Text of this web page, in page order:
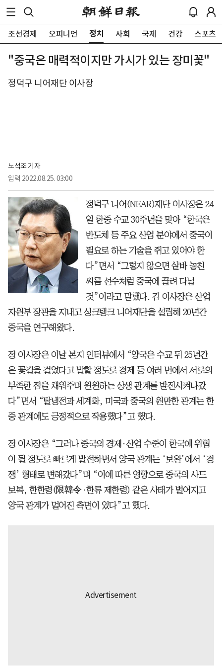
조선경제 오피니언 정치 사회 국제 건강 스포츠
"중국은 매력적이지만 가시가 있는 장미꽃"
정덕구 니어재단 이사장
노석조 기자
입력 2022.08.25. 03:00
정덕구 니어(NEAR)재단 이사장은 24
일 한중 수교 30주년을 맞아 “한국은
반도체 등 주요 산업 분야에서 중국이
필요로 하는 기술을 쥐고 있어야 한
다”면서 “그렇지 않으면 샅바 놓친
씨름 선수처럼 중국에 끌려 다닐
것”이라고 말했다. 김 이사장은 산업
자원부 장관을 지내고 싱크탱크 니어재단을 설립해 20년간
중국을 연구해왔다.
정 이사장은 이날 본지 인터뷰에서 “양국은 수교 뒤 25년간
은 꽃길을 걸었다고 말할 정도로 경제 등 여러 면에서 서로의
부족한 점을 채워주며 윈윈하는 상생 관계를 발전시켜나갔
다”면서 “탈냉전과 세계화, 미국과 중국의 원만한 관계는 한
중 관계에도 긍정적으로 작용했다”고 했다.
정 이사장은 “그러나 중국의 경제·산업 수준이 한국에 위협
이 될 정도로 빠르게 발전하면서 양국 관계는 ‘보완’에서 ‘경
쟁’ 형태로 변해갔다”며 “이에 따른 영향으로 중국의 사드
보복, 한한령(限韓令·한류 제한령) 같은 사태가 벌어지고
양국 관계가 멀어진 측면이 있다”고 했다.